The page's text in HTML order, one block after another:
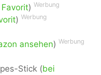
) Werbung
) Werbung
ansehen) Werbung
Stick (bei